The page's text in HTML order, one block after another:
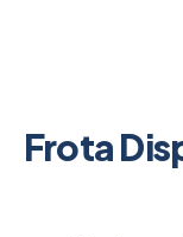
Frota